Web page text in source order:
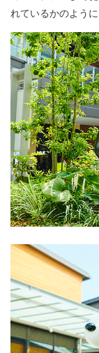
れているかのよう